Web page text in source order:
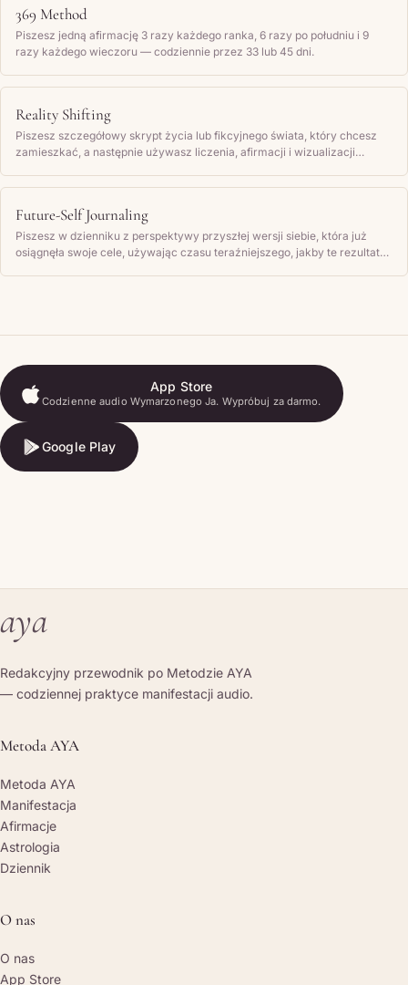
369 Method
Piszesz jedną afirmację 3 razy każdego ranka, 6 razy po południu i 9
razy każdego wieczoru — codziennie przez 33 lub 45 dni.
Reality Shifting
Piszesz szczegółowy skrypt życia lub fikcyjnego świata, który chcesz
zamieszkać, a następnie używasz liczenia, afirmacji i wizualizacji
naprawdę była.
Future-Self Journaling
Piszesz w dzienniku z perspektywy przyszłej wersji siebie, która już
osiągnęła swoje cele, używając czasu teraźniejszego, jakby te rezultaty
App Store
Codzienne audio Wymarzonego Ja. Wypróbuj za darmo.
App Store
Google Play
Google Play
aya
Redakcyjny przewodnik po Metodzie AYA
— codziennej praktyce manifestacji audio.
Metoda AYA
Metoda AYA
Manifestacja
Afirmacje
Astrologia
Dziennik
O nas
O nas
App Store